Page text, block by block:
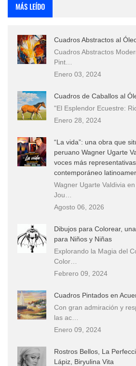
MÁS LEÍDO
Cuadros Abstractos al
Cuadros Abstractos
Pint…
Enero 03, 2024
Cuadros de Caballos al
"El Esplendor Ecuestre:
Enero 28, 2024
“La vida”: una obra que
peruano Wagner Ugarte
voces más
contemporáneo
Wagner Ugarte Valdivia
Jou…
Agosto 06, 2026
Dibujos para Colorear,
para Niños y Niñas
Explorando la Magia del
Color…
Febrero 09, 2024
Cuadros Pintados en
Con gran admiración y
las ac…
Enero 09, 2024
Rostros Bellos, La
Lápiz, Biryulina Vita